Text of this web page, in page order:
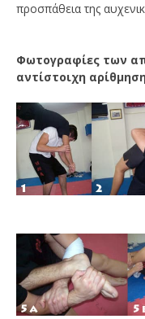
προσπάθεια της
Φωτογραφίες των
αντίστοιχη